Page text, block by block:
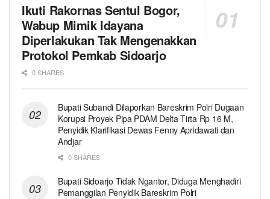
Ikuti Rakornas Sentul Bogor,
Wabup Mimik Idayana
Diperlakukan Tak Mengenakkan
Protokol Pemkab Sidoarjo
0 SHARES
Bupati Subandi Dilaporkan Bareskrim Polri Dugaan
Korupsi Proyek Pipa PDAM Delta Tirta Rp 16 M,
Penyidik Klarifikasi Dewas Fenny Apridawati dan
Andjar
0 SHARES
Bupati Sidoarjo Tidak Ngantor, Diduga Menghadiri
Pemanggilan Penyidik Bareskrim Polri